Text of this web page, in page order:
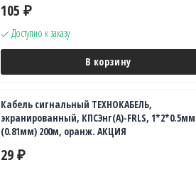
105 ₽
Доступно к заказу
В корзину
Кабель сигнальный ТЕХНОКАБЕЛЬ,
экранированный, КПСЭнг(А)-FRLS,
(0.81мм) 200м, оранж. АКЦИЯ
29 ₽